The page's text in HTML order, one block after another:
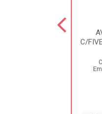
C/